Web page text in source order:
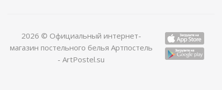
2026 © Официальный интернет-
магазин постельного белья Артпостель
- ArtPostel.su